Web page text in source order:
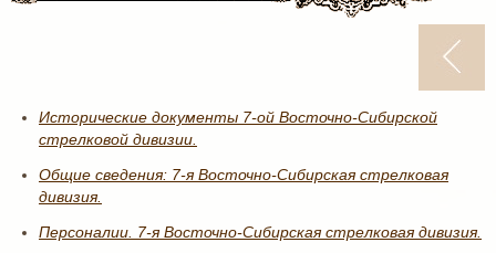
Исторические документы 7-ой Восточно-Сибирской
стрелковой дивизии.
Общие сведения: 7-я Восточно-Сибирская стрелковая
дивизия.
Персоналии. 7-я Восточно-Сибирская стрелковая дивизия.